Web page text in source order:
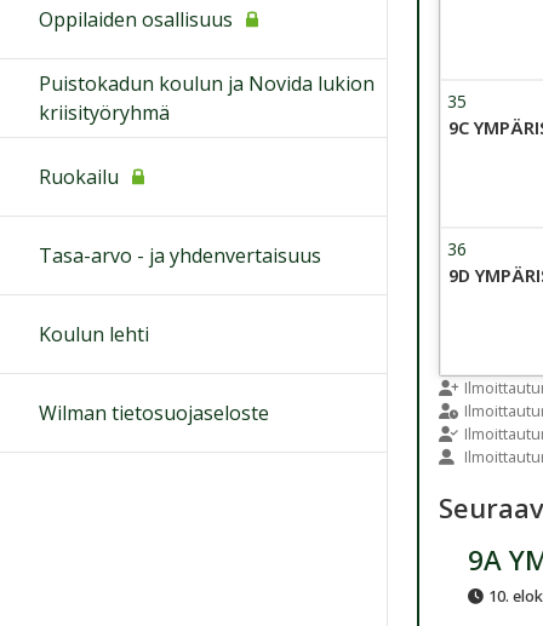
35
Viikko 35
24
9C
36
Viikko 36
31
9D
9A
10.
Oppilaiden osallisuus
Puistokadun koulun ja Novida lukion
kriisityöryhmä
Ruokailu
Tasa-arvo - ja yhdenvertaisuus
Koulun lehti
Wilman tietosuojaseloste